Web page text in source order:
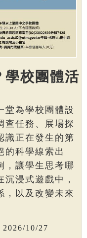
學校團體活
堂為學校團體設
查任務、展場探
識正在發生的第
的科學線索出
，讓學生思考哪
浸式遊戲中，
，以及改變未來
10/27